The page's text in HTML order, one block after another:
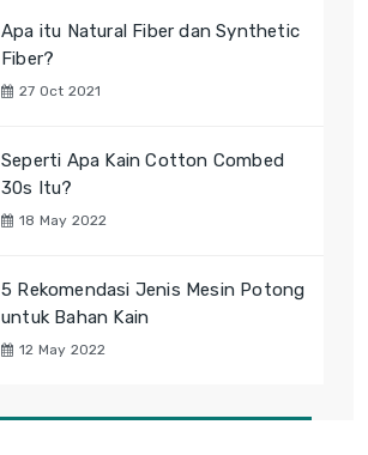
Apa itu Natural Fiber dan Synthetic
Fiber?
27 Oct 2021
Seperti Apa Kain Cotton Combed
30s Itu?
18 May 2022
5 Rekomendasi Jenis Mesin Potong
untuk Bahan Kain
12 May 2022